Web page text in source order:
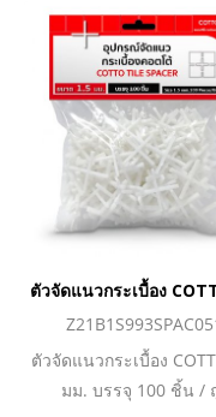
ตัวจัดแนวกระเบื้อง
ตัวจัดแนวกระเบื้อง
มม. บรรจุ 100 ชิ้น /